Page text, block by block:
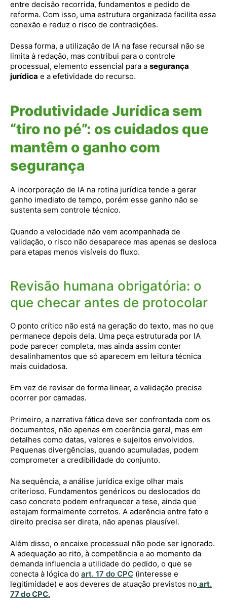
entre decisão recorrida, fundamentos e pedido de
reforma. Com isso, uma estrutura organizada facilita essa
conexão e reduz o risco de contradições.
Dessa forma, a utilização de IA na fase recursal não se
limita à redação, mas contribui para o controle
processual, elemento essencial para a segurança
jurídica e a efetividade do recurso.
Produtividade Jurídica sem
“tiro no pé”: os cuidados que
mantêm o ganho com
segurança
A incorporação de IA na rotina jurídica tende a gerar
ganho imediato de tempo, porém esse ganho não se
sustenta sem controle técnico.
Quando a velocidade não vem acompanhada de
validação, o risco não desaparece mas apenas se desloca
para etapas menos visíveis do fluxo.
Revisão humana obrigatória: o
que checar antes de protocolar
O ponto crítico não está na geração do texto, mas no que
permanece depois dela. Uma peça estruturada por IA
pode parecer completa, mas ainda assim conter
desalinhamentos que só aparecem em leitura técnica
mais cuidadosa.
Em vez de revisar de forma linear, a validação precisa
ocorrer por camadas.
Primeiro, a narrativa fática deve ser confrontada com os
documentos, não apenas em coerência geral, mas em
detalhes como datas, valores e sujeitos envolvidos.
Pequenas divergências, quando acumuladas, podem
comprometer a credibilidade do conjunto.
Na sequência, a análise jurídica exige olhar mais
criterioso. Fundamentos genéricos ou deslocados do
caso concreto podem enfraquecer a tese, ainda que
estejam formalmente corretos. A aderência entre fato e
direito precisa ser direta, não apenas plausível.
Além disso, o encaixe processual não pode ser ignorado.
A adequação ao rito, à competência e ao momento da
demanda influencia a utilidade do pedido, o que se
conecta à lógica do art. 17 do CPC (interesse e
legitimidade) e aos deveres de atuação previstos no art.
77 do CPC.